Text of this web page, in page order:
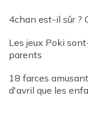
4chan est-il sûr ?
Les jeux Poki
parents
18 farces
d'avril que les